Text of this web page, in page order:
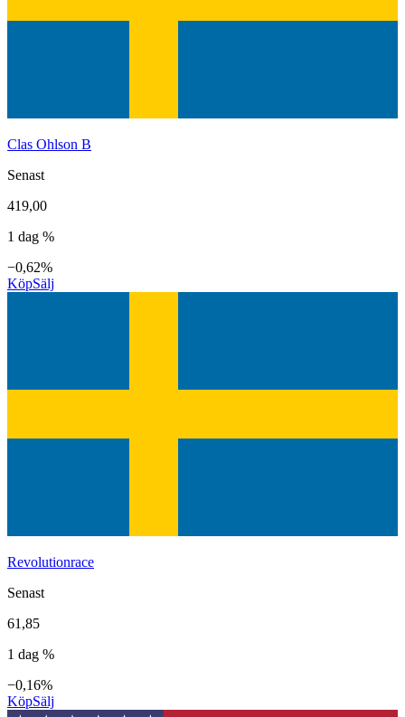
Clas Ohlson B
Senast
419,00
1 dag %
−0,62%
KöpSälj
Revolutionrace
Senast
61,85
1 dag %
−0,16%
KöpSälj